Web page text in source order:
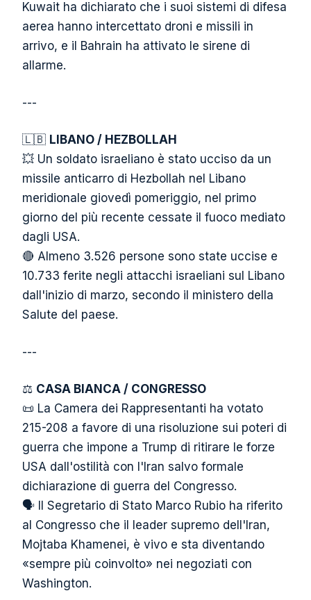
Kuwait ha dichiarato che i suoi sistemi di difesa
aerea hanno intercettato droni e missili in
arrivo, e il Bahrain ha attivato le sirene di
allarme.
---
🇱🇧 LIBANO / HEZBOLLAH
💥 Un soldato israeliano è stato ucciso da un
missile anticarro di Hezbollah nel Libano
meridionale giovedì pomeriggio, nel primo
giorno del più recente cessate il fuoco mediato
dagli USA.
🔴 Almeno 3.526 persone sono state uccise e
10.733 ferite negli attacchi israeliani sul Libano
dall'inizio di marzo, secondo il ministero della
Salute del paese.
---
⚖️ CASA BIANCA / CONGRESSO
📜 La Camera dei Rappresentanti ha votato
215-208 a favore di una risoluzione sui poteri di
guerra che impone a Trump di ritirare le forze
USA dall'ostilità con l'Iran salvo formale
dichiarazione di guerra del Congresso.
🗣️ Il Segretario di Stato Marco Rubio ha riferito
al Congresso che il leader supremo dell'Iran,
Mojtaba Khamenei, è vivo e sta diventando
«sempre più coinvolto» nei negoziati con
Washington.